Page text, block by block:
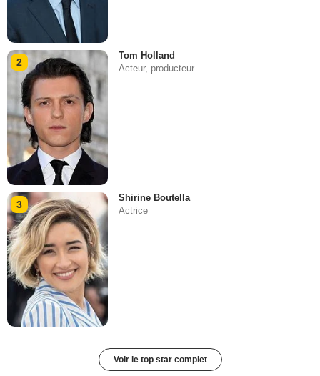
2
Tom Holland
Acteur, producteur
3
Shirine Boutella
Actrice
Voir le top star complet